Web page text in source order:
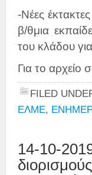
-Νέες
β/θμια
του κλάδου
Για το αρχείο
FILED
ΕΛΜΕ,
14-10-